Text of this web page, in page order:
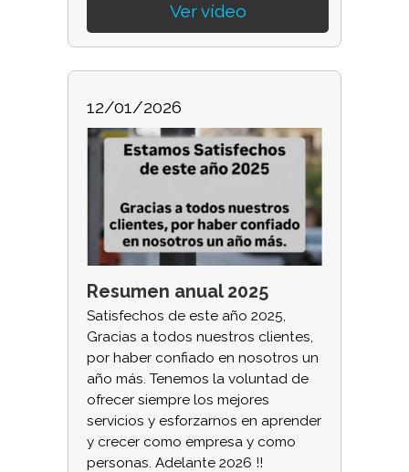
Ver vídeo
12/01/2026
Resumen anual 2025
Satisfechos de este año 2025,
Gracias a todos nuestros clientes,
por haber confiado en nosotros un
año más. Tenemos la voluntad de
ofrecer siempre los mejores
servicios y esforzarnos en aprender
y crecer como empresa y como
personas. Adelante 2026 !!